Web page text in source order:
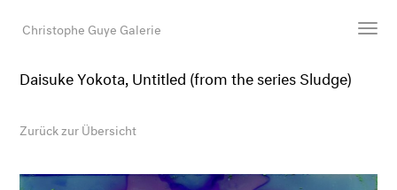
Christophe Guye Galerie
Künstler:innen
Newsroom
Daisuke Yokota, Untitled (from the series Sludge)
Zurück zur Übersicht